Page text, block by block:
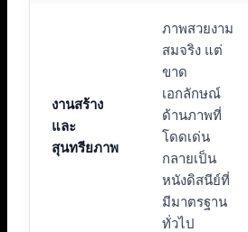
งานสร้าง
และ
สุนทรียภาพ
ภาพสวยงาม
สมจริง แต่
ขาด
เอกลักษณ์
ด้านภาพที่
โดดเด่น
กลายเป็น
หนังดิสนีย์ที่
มีมาตรฐาน
ทั่วไป